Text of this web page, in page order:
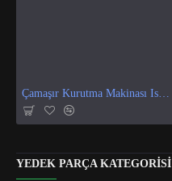
YEDEK PARÇA KATEGORISI